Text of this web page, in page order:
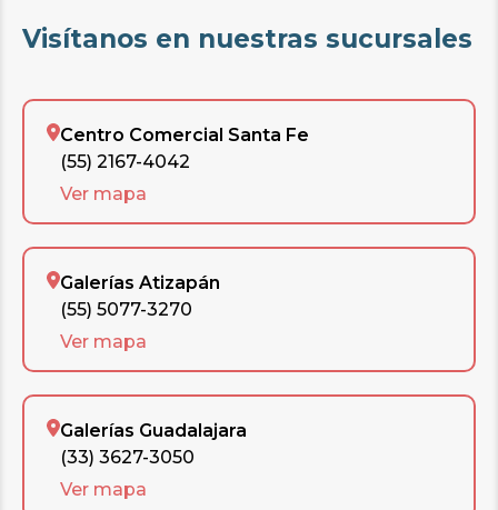
Visítanos en nuestras sucursales
Centro Comercial Santa Fe
(55) 2167-4042
Ver mapa
Galerías Atizapán
(55) 5077-3270
Ver mapa
Galerías Guadalajara
(33) 3627-3050
Ver mapa